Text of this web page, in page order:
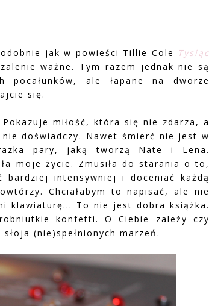
jak w powieści Tillie Cole Tysiąc
ważne. Tym razem jednak nie są
ale łapane na dworze
się.
miłość, która się nie zdarza, a
doświadczy. Nawet śmierć nie jest w
pary, jaką tworzą Nate i Lena.
moje życie. Zmusiła do starania o to,
bardziej intensywniej i doceniać każdą
Chciałabym to napisać, ale nie
klawiaturę... To nie jest dobra książka.
konfetti. O Ciebie zależy czy
(nie)spełnionych marzeń.